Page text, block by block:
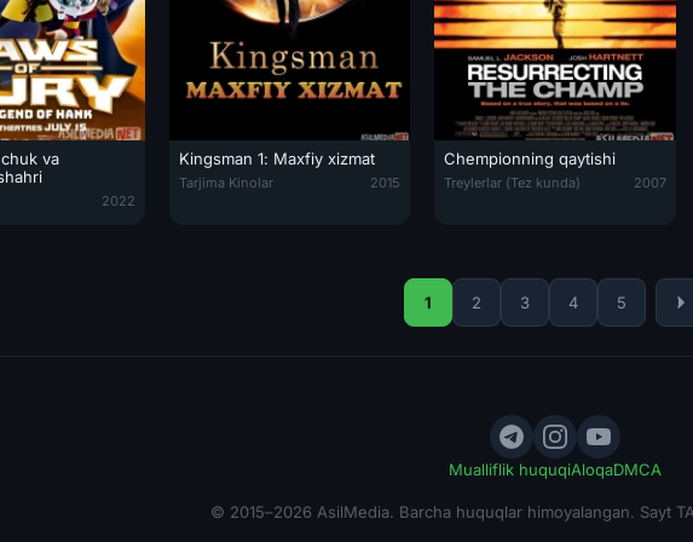
va
va mushuklar shahri / G'azab panjalari: Henk afsonasi Multfilm Uzbek tilida 2022
2022
Kingsman 1: Maxfiy xizmat
Kingsman 1: Maxfiy xizmat Uzbek tilida 2015 O'zbekcha tarjima kino
Tarjima Kinolar 2015
Chempionning qaytishi
Chempionning qaytishi / Qayta
Treylerlar (Tez kunda) 2007
1 2 3 4 5
Mualliflik huquqiAloqaDMCA
© 2015–2026 AsilMedia. Barcha huquqlar himoyalangan. Sayt